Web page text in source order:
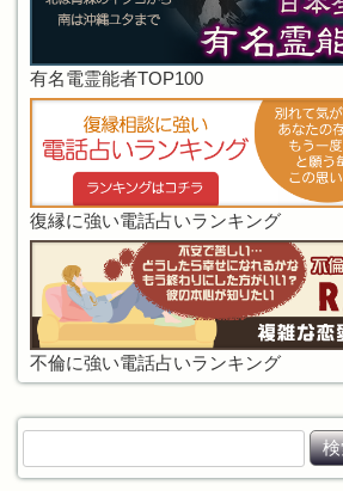
有名電霊能者TOP100
復縁に強い電話占いランキング
不倫に強い電話占いランキング
検
索